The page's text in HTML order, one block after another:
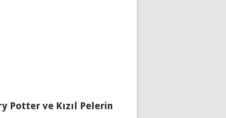
Potter ve Kızıl Pelerin